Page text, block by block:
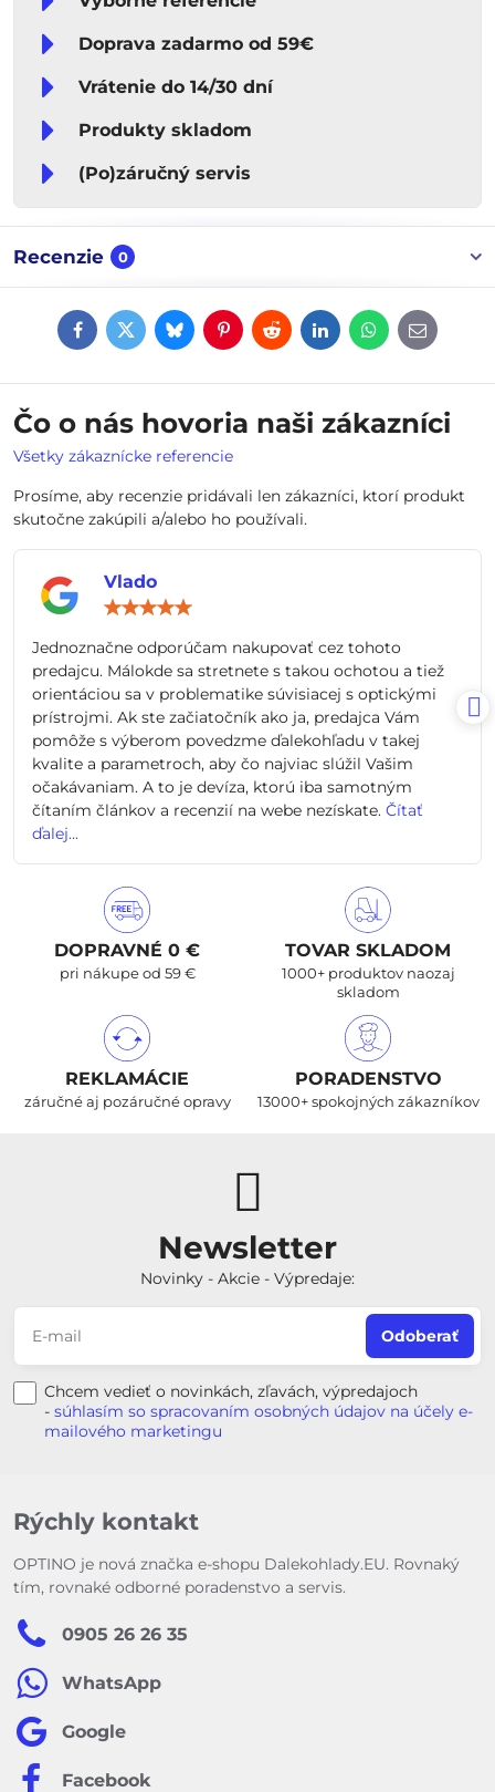
Doprava zadarmo od 59€
Vrátenie do 14/30 dní
Produkty skladom
(Po)záručný servis
Recenzie 0
FacebookTwitterBlueskyPinterestRedditLinkedInWhatsApp
E-
mail
Čo o nás hovoria naši zákazníci
Všetky zákaznícke referencie
Prosíme, aby recenzie pridávali len zákazníci, ktorí produkt
skutočne zakúpili a/alebo ho používali.
Vlado
5
Jednoznačne odporúčam nakupovať cez tohoto
predajcu. Málokde sa stretnete s takou ochotou a tiež
orientáciou sa v problematike súvisiacej s optickými
prístrojmi. Ak ste začiatočník ako ja, predajca Vám
pomôže s výberom povedzme ďalekohľadu v takej
kvalite a parametroch, aby čo najviac slúžil Vašim
očakávaniam. A to je devíza, ktorú iba samotným
čítaním článkov a recenzií na webe nezískate. Čítať
ďalej...
DOPRAVNÉ 0 €
pri nákupe od 59 €
TOVAR SKLADOM
1000+ produktov naozaj
skladom
REKLAMÁCIE
záručné aj pozáručné opravy
PORADENSTVO
13000+ spokojných zákazníkov
Newsletter
Novinky - Akcie - Výpredaje:
Odoberať
Chcem vedieť o novinkách, zľavách, výpredajoch
- súhlasím so spracovaním osobných údajov na účely e-
mailového marketingu
Rýchly kontakt
OPTINO je nová značka e-shopu Dalekohlady.EU. Rovnaký
tím, rovnaké odborné poradenstvo a servis.
0905 26 26 35
WhatsApp
Google
Facebook